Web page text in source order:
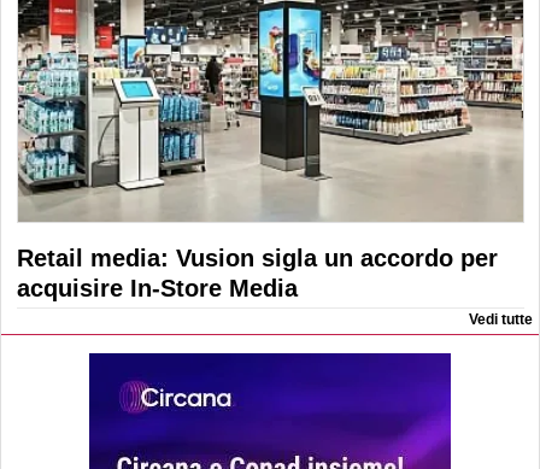
Retail media: Vusion sigla un accordo per
acquisire In-Store Media
Vedi tutte